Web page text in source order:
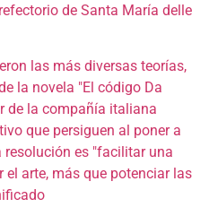
refectorio de Santa María delle
las más diversas teorías,
la novela "El código Da
de la compañía italiana
que persiguen al poner a
es "facilitar una
arte, más que potenciar las